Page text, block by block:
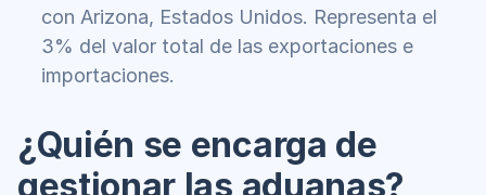
con Arizona, Estados Unidos. Representa el
3% del valor total de las exportaciones e
importaciones.
¿Quién se encarga de
gestionar las aduanas?